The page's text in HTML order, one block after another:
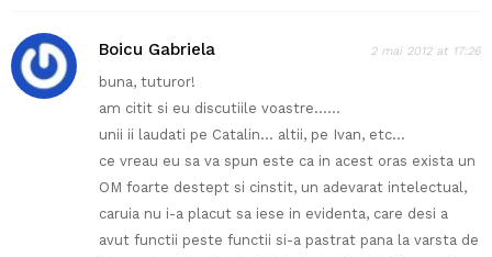
Boicu Gabriela 2 mai 2012 at 17:26
buna, tuturor!
am citit si eu discutiile voastre……
unii ii laudati pe Catalin… altii, pe Ivan, etc…
ce vreau eu sa va spun este ca in acest oras exista un
OM foarte destept si cinstit, un adevarat intelectual,
caruia nu i-a placut sa iese in evidenta, care desi a
avut functii peste functii si-a pastrat pana la varsta de